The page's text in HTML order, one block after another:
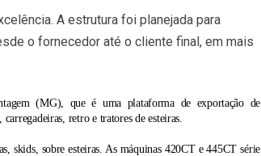
A estrutura foi planejada para
o fornecedor até o cliente final, em mais
(MG), que é uma plataforma de exportação de
retro e tratores de esteiras.
skids, sobre esteiras. As máquinas 420CT e 445CT série